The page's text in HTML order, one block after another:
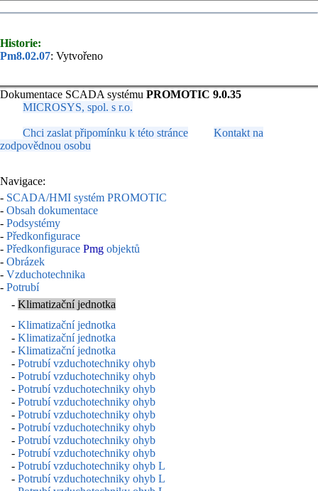
Historie:
Pm8.02.07: Vytvořeno
Dokumentace SCADA systému PROMOTIC 9.0.35
MICROSYS, spol. s r.o.
Chci zaslat připomínku k této stránce
Kontakt na
zodpovědnou osobu
Navigace:
- SCADA/HMI systém PROMOTIC
- Obsah dokumentace
- Podsystémy
- Předkonfigurace
- Předkonfigurace Pmg objektů
- Obrázek
- Vzduchotechnika
- Potrubí
- Klimatizační jednotka
- Klimatizační jednotka
- Klimatizační jednotka
- Klimatizační jednotka
- Potrubí vzduchotechniky ohyb
- Potrubí vzduchotechniky ohyb
- Potrubí vzduchotechniky ohyb
- Potrubí vzduchotechniky ohyb
- Potrubí vzduchotechniky ohyb
- Potrubí vzduchotechniky ohyb
- Potrubí vzduchotechniky ohyb
- Potrubí vzduchotechniky ohyb
- Potrubí vzduchotechniky ohyb L
- Potrubí vzduchotechniky ohyb L